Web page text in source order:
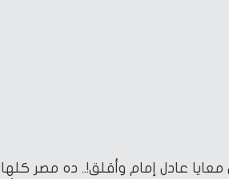
عادل إمام وأقلق!.. ده مصر كلها